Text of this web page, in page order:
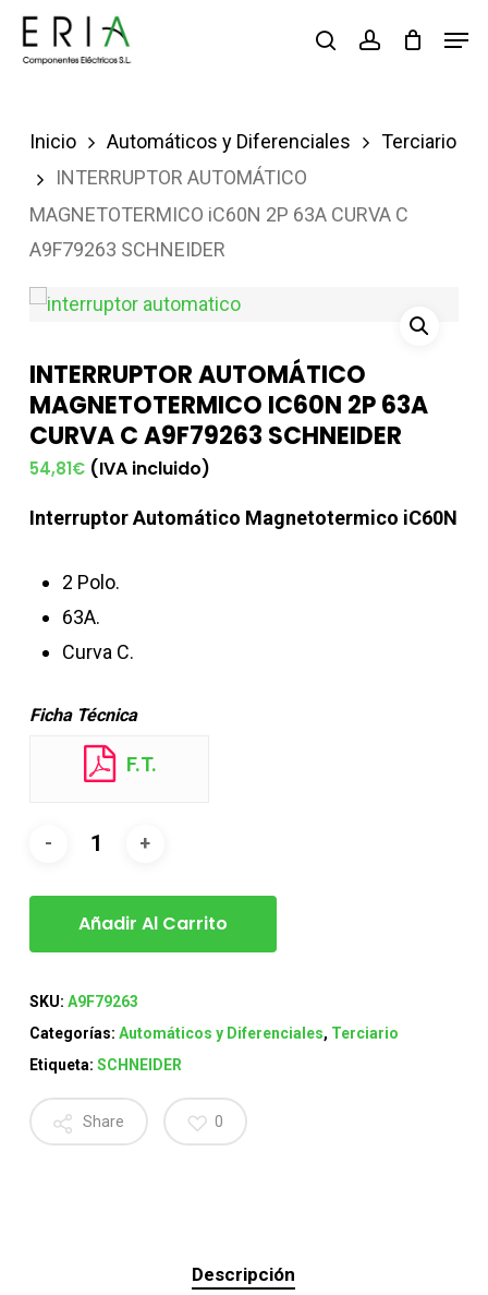
Saltar
buscaraccount
Inicio Automáticos y Diferenciales
Terciario
INTERRUPTOR AUTOMÁTICO
MAGNETOTERMICO iC60N 2P 63A CURVA C
A9F79263 SCHNEIDER
INTERRUPTOR AUTOMÁTICO
MAGNETOTERMICO IC60N 2P 63A
CURVA C A9F79263 SCHNEIDER
54,81€ (IVA incluido)
Interruptor Automático Magnetotermico iC60N
2 Polo.
63A.
Curva C.
Ficha Técnica
F.T.
Añadir Al Carrito
SKU: A9F79263
Categorías: Automáticos y Diferenciales, Terciario
Etiqueta: SCHNEIDER
Share 0
Descripción